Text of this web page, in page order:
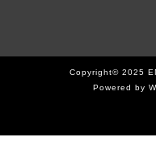
Copyright© 2025
Powered by